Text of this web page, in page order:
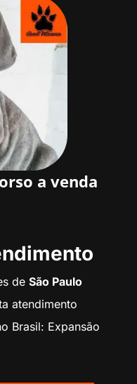
a venda
de São Paulo
atendimento
Brasil: Expansão